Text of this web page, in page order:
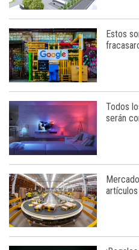
Estos
Todos
serán